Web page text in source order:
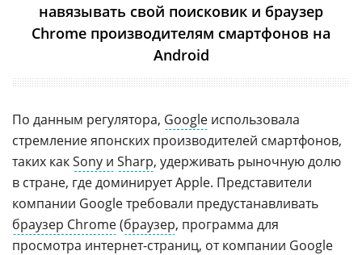
навязывать свой поисковик и браузер
Chrome производителям смартфонов на
Android
По данным регулятора, Google использовала
стремление японских производителей смартфонов,
таких какSony и Sharp, удерживать рыночную долю
в стране, где доминирует Apple. Представители
компании Google требовали предустанавливать
браузер Chrome(браузер, программа для
просмотра интернет-страниц, от компании Google